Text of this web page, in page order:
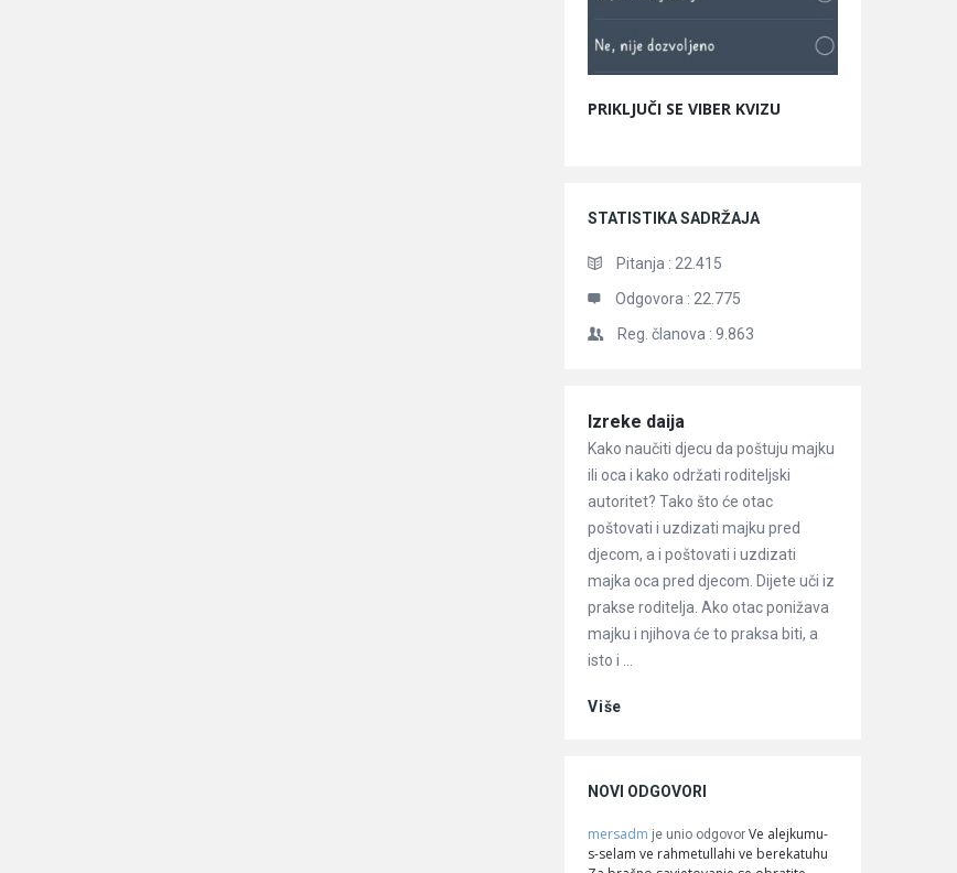
PRIKLJUČI SE VIBER KVIZU
STATISTIKA SADRŽAJA
Pitanja : 22.415
Odgovora : 22.775
Reg. članova : 9.863
Članci
Izreke daija
Kako naučiti djecu da poštuju majku
ili oca i kako održati roditeljski
autoritet? Tako što će otac
poštovati i uzdizati majku pred
djecom, a i poštovati i uzdizati
majka oca pred djecom. Dijete uči iz
prakse roditelja. Ako otac ponižava
majku i njihova će to praksa biti, a
isto i ...
Više
NOVI ODGOVORI
mersadm je unio odgovor Ve alejkumu-
s-selam ve rahmetullahi ve berekatuhu